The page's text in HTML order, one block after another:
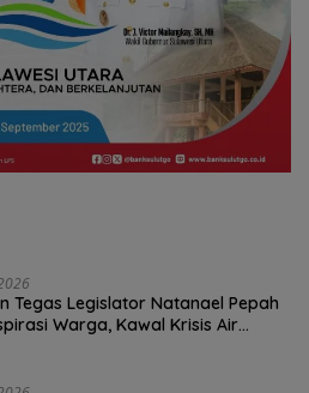
Tegas Legislator Natanael Pepah
Warga, Kawal Krisis Air